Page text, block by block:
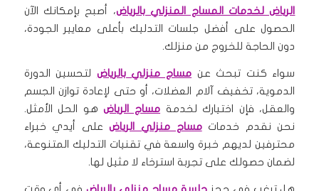
الرياض لخدمات المساج المنزلي بالرياض، أصبح بإمكانك الآن
الحصول على أفضل جلسات التدليك بأعلى معايير الجودة،
دون الحاجة للخروج من منزلك.
سواء كنت تبحث عن مساج منزلي بالرياض لتحسين الدورة
الدموية، تخفيف آلام العضلات، أو حتى لإعادة توازن الجسم
والعقل، فإن اختيارك لخدمة مساج الرياضهو الحل الأمثل.
نحن نقدم خدماتمساج منزلي الرياضعلى أيدي خبراء
محترفين لديهم خبرة واسعة في تقنيات التدليك المتنوعة،
لضمان حصولك على تجربة استرخاء لا مثيل لها.